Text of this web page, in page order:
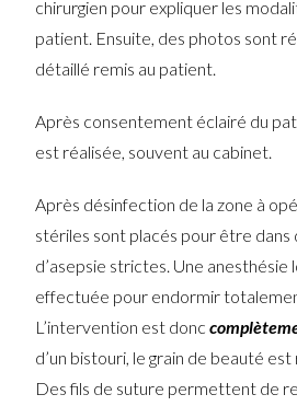
chirurgien pour expliquer les
patient. Ensuite, des photos sont
détaillé remis au patient.
Après consentement éclairé du
est réalisée, souvent au cabinet.
Après désinfection de la zone à
stériles sont placés pour être dans
d’asepsie strictes. Une anesthésie
effectuée pour endormir
L’intervention est donc
d’un bistouri, le grain de beauté
Des fils de suture permettent de